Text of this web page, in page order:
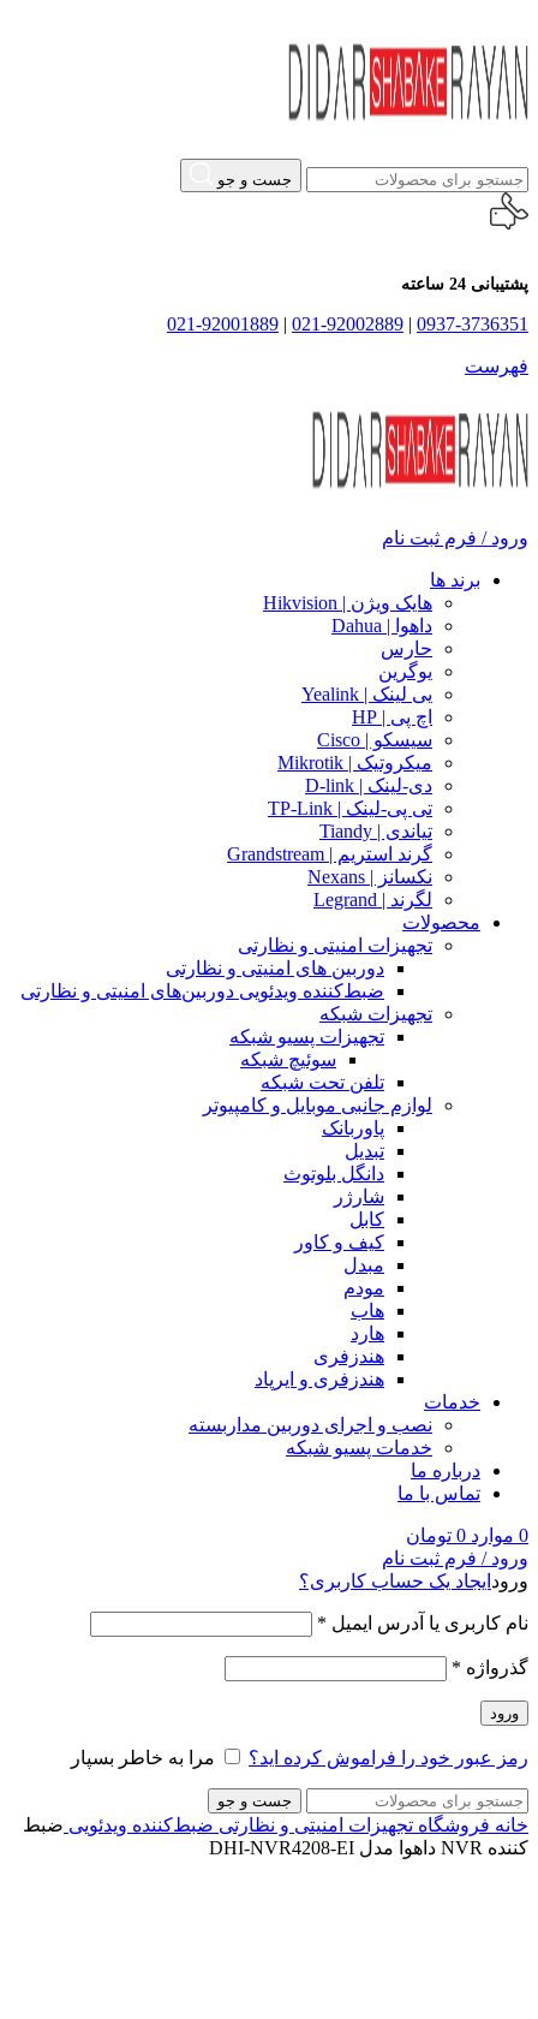
جست و جو
پشتیبانی 24 ساعته
0937-3736351
|
021-92002889
|
021-92001889
فهرست
ورود / فرم ثبت نام
برند ها
هایک ویژن | Hikvision
داهوا | Dahua
حارس
یوگرین
یی لینک | Yealink
اچ پی | HP
سیسکو | Cisco
میکروتیک | Mikrotik
دی-لینک | D-link
تی پی-لینک | TP-Link
تیاندی | Tiandy
گرند استریم | Grandstream
نکسانز | Nexans
لگرند | Legrand
محصولات
تجهیزات امنیتی و نظارتی
دوربین های امنیتی و نظارتی
ضبط‌کننده ویدئویی دوربین‌های امنیتی و نظارتی
تجهیزات شبکه
تجهیزات پسیو شبکه
سوئیچ‌ شبکه
تلفن تحت شبکه
لوازم جانبی موبایل و کامپیوتر
پاوربانک
تبدیل
دانگل بلوتوث
شارژر
کابل
کیف و کاور
مبدل
مودم
هاب
هارد
هندزفری
هندزفری و ایرپاد
خدمات
نصب و اجرای دوربین مداربسته
خدمات پسیو شبکه
درباره ما
تماس با ما
0 موارد 0 تومان
ورود / فرم ثبت نام
ورود ایجاد یک حساب کاربری؟
نام کاربری یا آدرس ایمیل *
گذرواژه *
ورود
رمز عبور خود را فراموش کرده اید؟ مرا به خاطر بسپار
جست و جو
خانه فروشگاه تجهیزات امنیتی و نظارتی ضبط‌کننده ویدئویی ضبط
کننده NVR داهوا مدل DHI-NVR4208-EI